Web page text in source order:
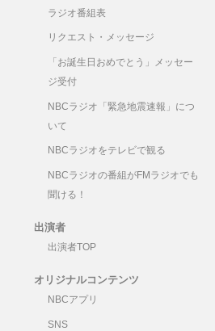
ラジオ番組表
リクエスト・メッセージ
「お誕生日おめでとう」メッセー
ジ受付
NBCラジオ「緊急地震速報」につ
いて
NBCラジオをテレビで観る
NBCラジオの番組がFMラジオでも
聞ける！
出演者
出演者TOP
オリジナルコンテンツ
NBCアプリ
SNS